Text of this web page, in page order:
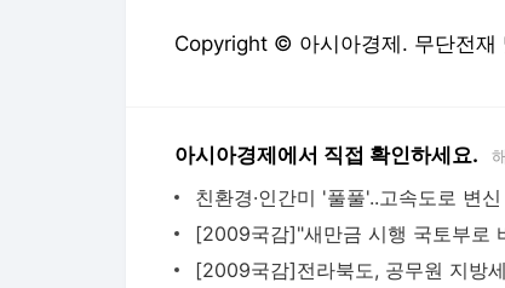
Copyright © 아시아경제. 무단전재
아시아경제에서 직접 확인하세요.
친환경·인간미 '풀풀'..고속도로 변신
[2009국감]"새만금 시행 국토부로